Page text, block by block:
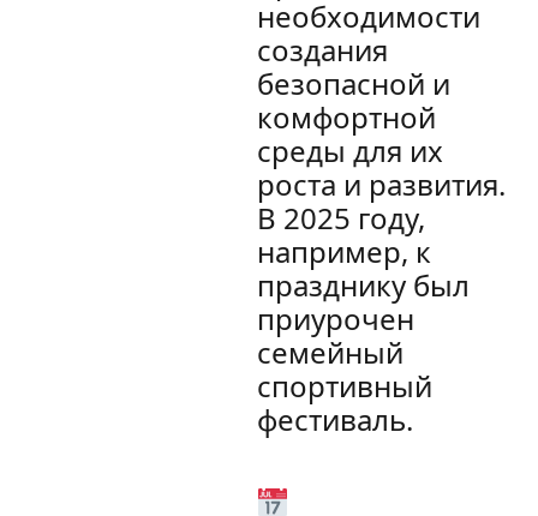
необходимости
создания
безопасной и
комфортной
среды для их
роста и развития.
В 2025 году,
например, к
празднику был
приурочен
семейный
спортивный
фестиваль.